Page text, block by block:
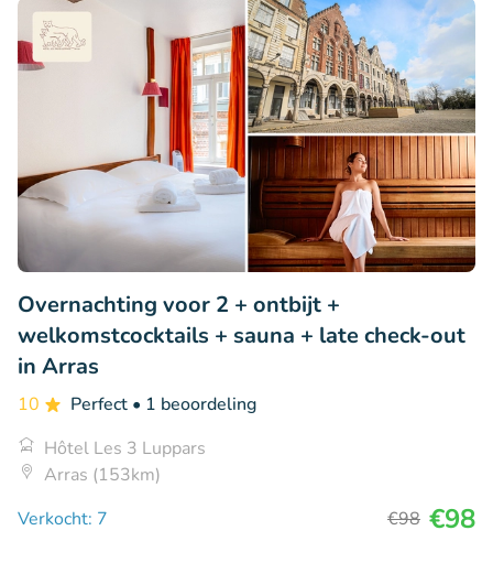
Overnachting voor 2 + ontbijt +
welkomstcocktails + sauna + late check-out
in Arras
10 Perfect • 1 beoordeling
Hôtel Les 3 Luppars
Arras (153km)
Verkocht: 7
€98 €98